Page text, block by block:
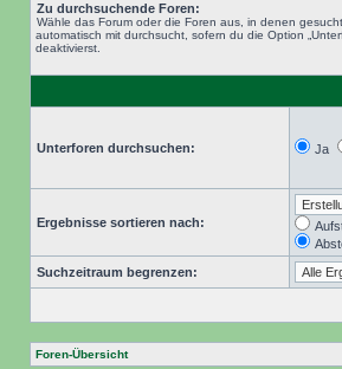
Zu durchsuchende Foren:
Wähle das Forum oder die Foren aus, in denen
automatisch mit durchsucht, sofern du die Option
deaktivierst.
Unterforen durchsuchen: Ja
Ergebnisse sortieren nach:
Suchzeitraum begrenzen:
Foren-Übersicht